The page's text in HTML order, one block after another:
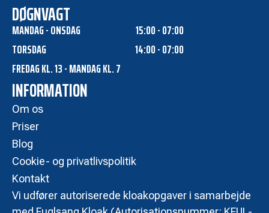
DØGNVAGT
MANDAG - ONSDAG
15:00 - 07:00
TORSDAG
14:00 - 07:00
FREDAG KL. 13 - MANDAG KL. 7
INFORMATION
Om os
Priser
Blog
Cookie- og privatlivspolitik
Kontakt
Vi udfører autoriserede kloakopgaver i samarbejde